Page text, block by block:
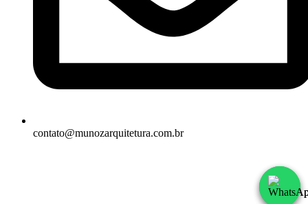
contato@munozarquitetura.com.br